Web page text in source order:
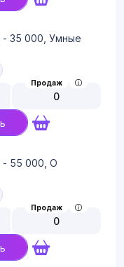
35 000, Умные
Продаж
0
- 55 000, О
Продаж
0